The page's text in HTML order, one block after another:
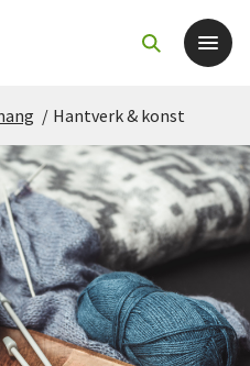
/ Hantverk & konst